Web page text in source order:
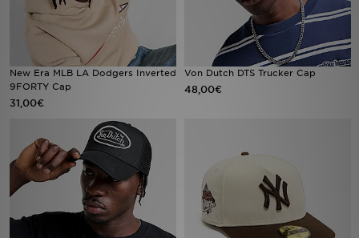
New Era MLB LA Dodgers Inverted
9FORTY Cap
31,00€
Von Dutch DTS Trucker Cap
48,00€
Studenten
Blog